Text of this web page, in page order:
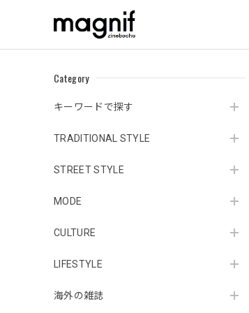
Category
キーワードで探す
TRADITIONAL STYLE
STREET STYLE
MODE
CULTURE
LIFESTYLE
海外の雑誌